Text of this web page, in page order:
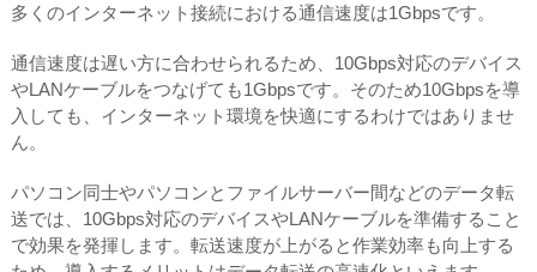
多くのインターネット接続における通信速度は1Gbpsです。
通信速度は遅い方に合わせられるため、10Gbps対応のデバイス
やLANケーブルをつなげても1Gbpsです。そのため10Gbpsを導
入しても、インターネット環境を快適にするわけではありませ
ん。
パソコン同士やパソコンとファイルサーバー間などのデータ転
送では、10Gbps対応のデバイスやLANケーブルを準備すること
で効果を発揮します。転送速度が上がると作業効率も向上する